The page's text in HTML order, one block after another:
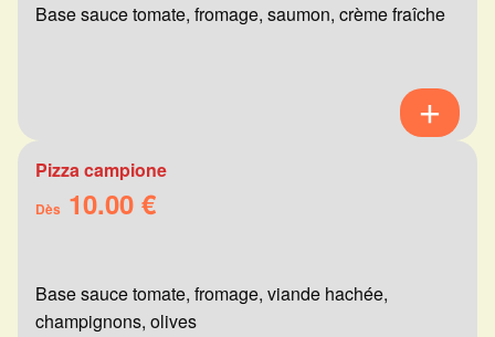
Base sauce tomate, fromage, saumon, crème fraîche
Pizza campione
Dès 10.00 €
Base sauce tomate, fromage, viande hachée,
champignons, olives